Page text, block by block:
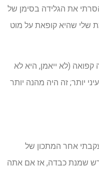
את הגלידה בסימן של
שלי שהיא קופאת על מוט
(לא ייאמן, היא לא
יותר; זה היה מהנה יותר
אחר המתכון של
דרש שמנת כבדה, אז אם אתה